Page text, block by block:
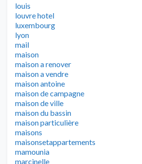
louis
louvre hotel
luxembourg
lyon
mail
maison
maison a renover
maison a vendre
maison antoine
maison de campagne
maison de ville
maison du bassin
maison particulière
maisons
maisonsetappartements
mamounia
marcinelle